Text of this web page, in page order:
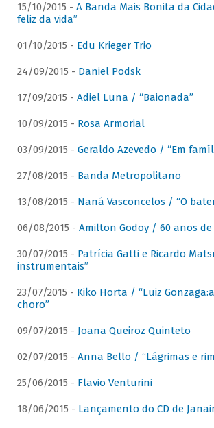
15/10/2015 - A Banda Mais Bonita da
feliz da vida”
01/10/2015 - Edu Krieger Trio
24/09/2015 - Daniel Podsk
17/09/2015 - Adiel Luna / “Baionada”
10/09/2015 - Rosa Armorial
03/09/2015 - Geraldo Azevedo / “Em
27/08/2015 - Banda Metropolitano
13/08/2015 - Naná Vasconcelos / “O
06/08/2015 - Amilton Godoy / 60 anos de
30/07/2015 - Patrícia Gatti e Ricardo
instrumentais”
23/07/2015 - Kiko Horta / “Luiz
choro”
09/07/2015 - Joana Queiroz Quinteto
02/07/2015 - Anna Bello / “Lágrimas e
25/06/2015 - Flavio Venturini
18/06/2015 - Lançamento do CD de